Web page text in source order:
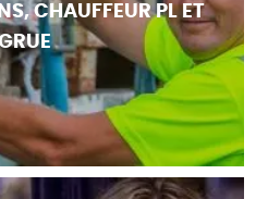
CHAUFFEUR PL ET